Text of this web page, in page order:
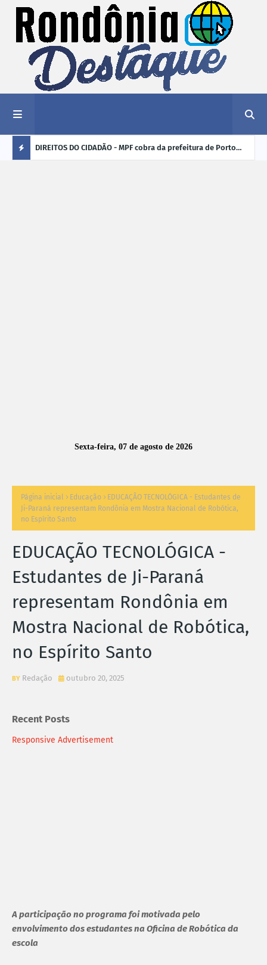
DIREITOS DO CIDADÃO - MPF cobra da prefeitura de Porto
Sexta-feira, 07 de agosto de 2026
Página inicial Educação
EDUCAÇÃO TECNOLÓGICA - Estudantes de
Ji-Paraná representam Rondônia em Mostra Nacional de Robótica,
no Espírito Santo
EDUCAÇÃO TECNOLÓGICA -
Estudantes de Ji-Paraná
representam Rondônia em
Mostra Nacional de Robótica,
no Espírito Santo
Redação outubro 20, 2025
Recent Posts
Responsive Advertisement
A participação no programa foi motivada pelo
envolvimento dos estudantes na Oficina de Robótica da
escola